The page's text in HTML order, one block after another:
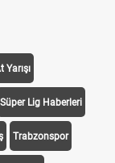
Yarışı
Süper Lig Haberleri
Trabzonspor